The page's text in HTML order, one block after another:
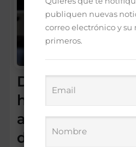
Director SNS
hospitales
autonomía en
dos años
publiquen nuevas
correo electrónico y su
primeros.